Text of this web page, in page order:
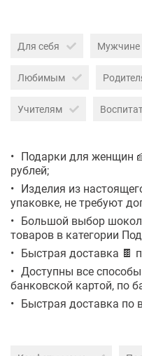
Для себя Мужчине
Любимым
Учителям
Подарки для женщин
рублей;
Изделия из
упаковке, не требуют
Большой выбор
товаров в категории
Быстрая доставка 🍫
Доступны все
банковской картой, по
Быстрая доставка по